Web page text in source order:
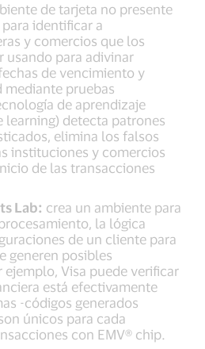
de tarjeta no presente
identificar a
y comercios que los
usando para adivinar
de vencimiento y
mediante pruebas
de aprendizaje
learning) detecta patrones
elimina los falsos
instituciones y comercios
de las transacciones
Lab: crea un ambiente para
la lógica
de un cliente para
generen posibles
Visa puede verificar
está efectivamente
-códigos generados
únicos para cada
con EMV® chip.